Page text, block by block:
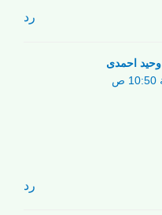
رد
وحید احمدی
رد